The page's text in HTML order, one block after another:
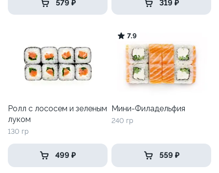
579 ₽ 319 ₽
Ролл с лососем и зеленым
луком
130 гр
499 ₽
7.9
Мини-Филадельфия
240 гр
559 ₽